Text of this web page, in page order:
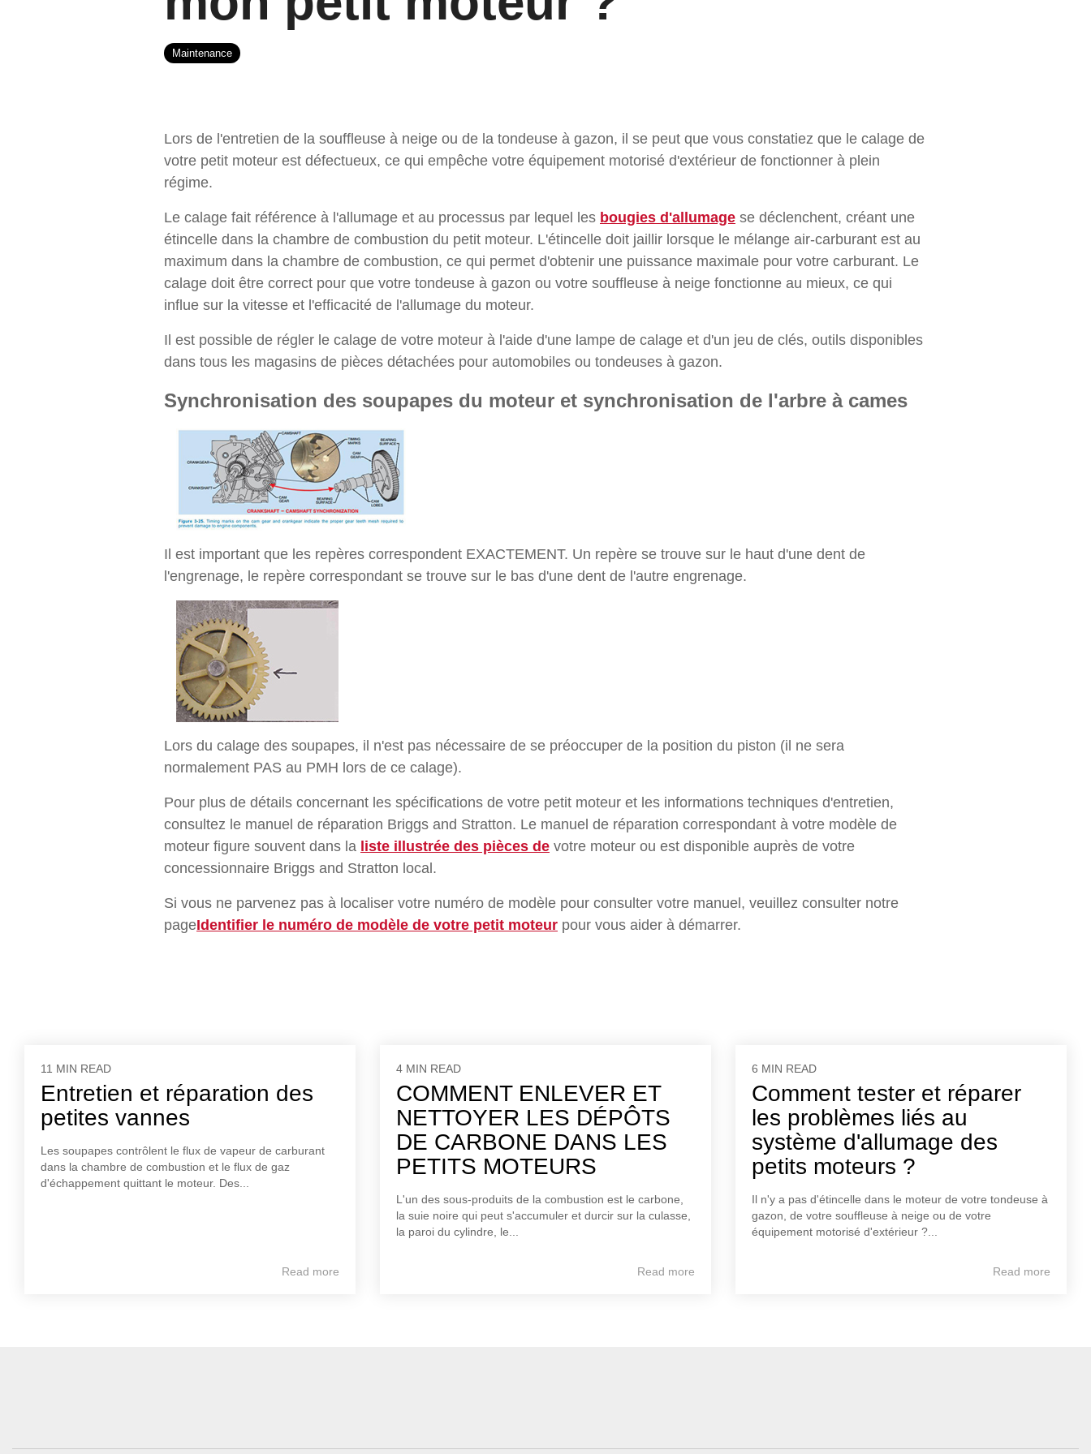
Maintenance
Lors de l'entretien de la souffleuse à neige ou de la tondeuse à gazon, il se peut que vous constatiez que le calage de
votre petit moteur est défectueux, ce qui empêche votre équipement motorisé d'extérieur de fonctionner à plein
régime.
Le calage fait référence à l'allumage et au processus par lequel les bougies d'allumage se déclenchent, créant une
étincelle dans la chambre de combustion du petit moteur. L'étincelle doit jaillir lorsque le mélange air-carburant est au
maximum dans la chambre de combustion, ce qui permet d'obtenir une puissance maximale pour votre carburant. Le
calage doit être correct pour que votre tondeuse à gazon ou votre souffleuse à neige fonctionne au mieux, ce qui
influe sur la vitesse et l'efficacité de l'allumage du moteur.
Il est possible de régler le calage de votre moteur à l'aide d'une lampe de calage et d'un jeu de clés, outils disponibles
dans tous les magasins de pièces détachées pour automobiles ou tondeuses à gazon.
Synchronisation des soupapes du moteur et synchronisation de l'arbre à cames
Il est important que les repères correspondent EXACTEMENT. Un repère se trouve sur le haut d'une dent de
l'engrenage, le repère correspondant se trouve sur le bas d'une dent de l'autre engrenage.
Lors du calage des soupapes, il n'est pas nécessaire de se préoccuper de la position du piston (il ne sera
normalement PAS au PMH lors de ce calage).
Pour plus de détails concernant les spécifications de votre petit moteur et les informations techniques d'entretien,
consultez le manuel de réparation Briggs and Stratton. Le manuel de réparation correspondant à votre modèle de
moteur figure souvent dans la liste illustrée des pièces de votre moteur ou est disponible auprès de votre
concessionnaire Briggs and Stratton local.
Si vous ne parvenez pas à localiser votre numéro de modèle pour consulter votre manuel, veuillez consulter notre
pageIdentifier le numéro de modèle de votre petit moteur pour vous aider à démarrer.
11 MIN READ
Entretien et réparation des
petites vannes
Les soupapes contrôlent le flux de vapeur de carburant
dans la chambre de combustion et le flux de gaz
d'échappement quittant le moteur. Des...
Read more
4 MIN READ
COMMENT ENLEVER ET
NETTOYER LES DÉPÔTS
DE CARBONE DANS LES
PETITS MOTEURS
L'un des sous-produits de la combustion est le carbone,
la suie noire qui peut s'accumuler et durcir sur la culasse,
la paroi du cylindre, le...
Read more
6 MIN READ
Comment tester et réparer
les problèmes liés au
système d'allumage des
petits moteurs ?
Il n'y a pas d'étincelle dans le moteur de votre tondeuse à
gazon, de votre souffleuse à neige ou de votre
équipement motorisé d'extérieur ?...
Read more